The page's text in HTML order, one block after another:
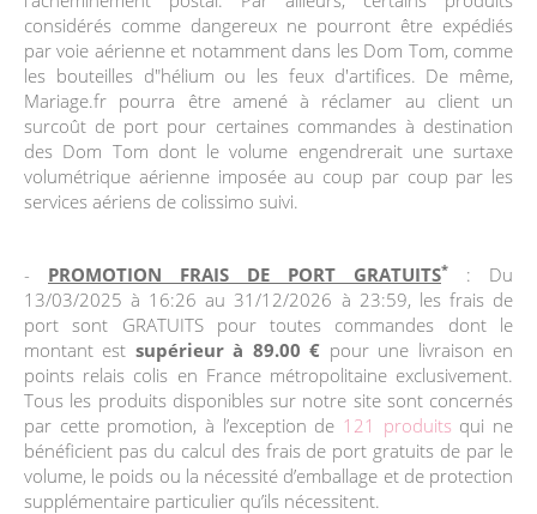
considérés comme dangereux ne pourront être expédiés
par voie aérienne et notamment dans les Dom Tom, comme
les bouteilles d"hélium ou les feux d'artifices. De même,
Mariage.fr pourra être amené à réclamer au client un
surcoût de port pour certaines commandes à destination
des Dom Tom dont le volume engendrerait une surtaxe
volumétrique aérienne imposée au coup par coup par les
services aériens de colissimo suivi.
- PROMOTION FRAIS DE PORT GRATUITS*
: Du
13/03/2025 à 16:26 au 31/12/2026 à 23:59, les frais de
port sont GRATUITS pour toutes commandes dont le
montant est supérieur à 89.00 € pour une livraison en
points relais colis en France métropolitaine exclusivement.
Tous les produits disponibles sur notre site sont concernés
par cette promotion, à l’exception de 121 produits qui ne
bénéficient pas du calcul des frais de port gratuits de par le
volume, le poids ou la nécessité d’emballage et de protection
supplémentaire particulier qu’ils nécessitent.